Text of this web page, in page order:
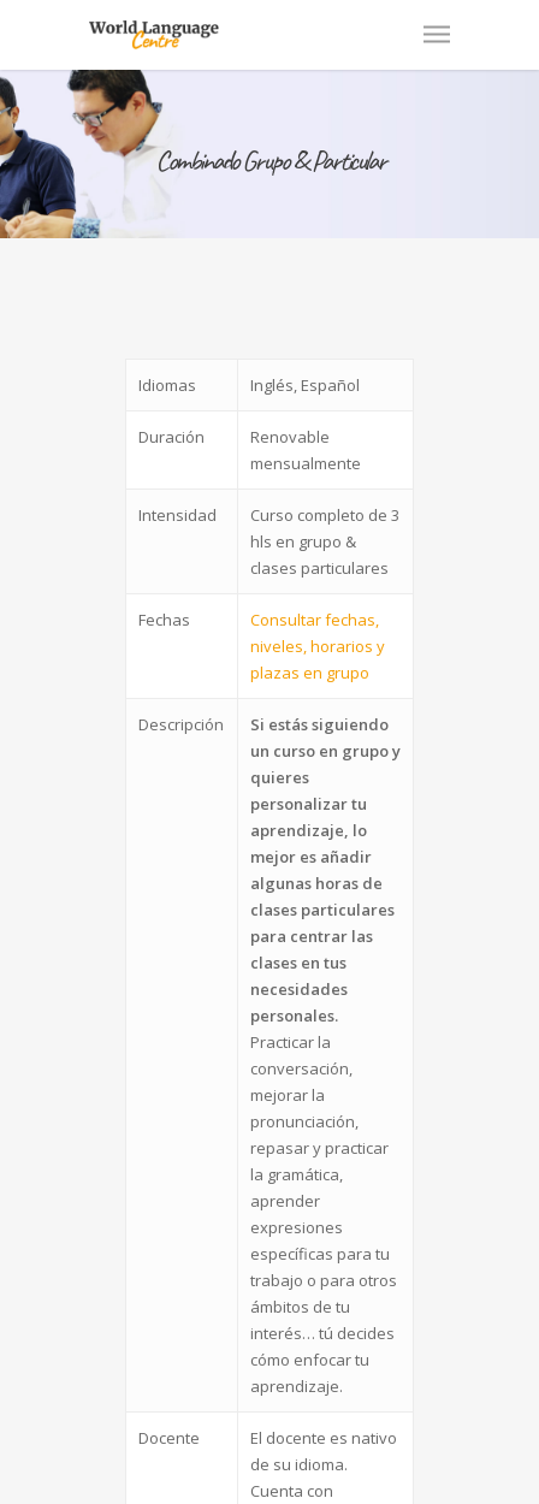
Combinado Grupo & Particular
Idiomas Inglés, Español
Duración
Renovable
mensualmente
Intensidad
Curso completo de 3
hls en grupo &
clases particulares
Fechas
Consultar fechas,
niveles, horarios y
plazas en grupo
Descripción
Si estás siguiendo
un curso en grupo y
quieres
personalizar tu
aprendizaje, lo
mejor es añadir
algunas horas de
clases particulares
para centrar las
clases en tus
necesidades
personales.
Practicar la
conversación,
mejorar la
pronunciación,
repasar y practicar
la gramática,
aprender
expresiones
específicas para tu
trabajo o para otros
ámbitos de tu
interés… tú decides
cómo enfocar tu
aprendizaje.
Docente
El docente es nativo
de su idioma.
Cuenta con